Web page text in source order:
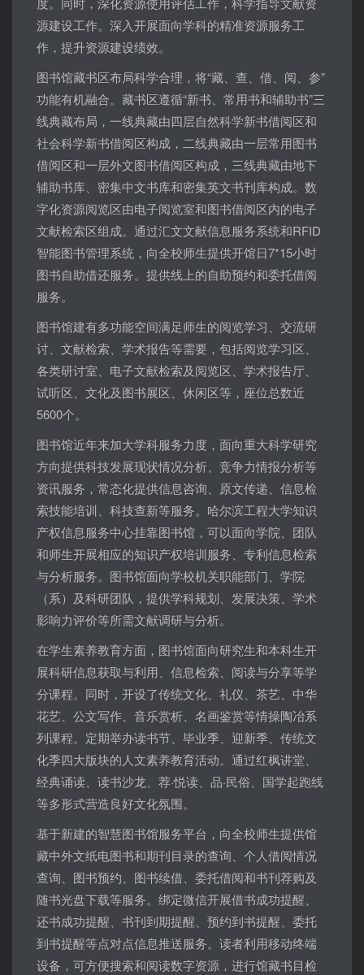
源建设工作。深入开展面向学科的精准资源服务工
作，提升资源建设绩效。
图书馆藏书区布局科学合理，将“藏、查、借、阅、参”
功能有机融合。藏书区遵循“新书、常用书和辅助书”三
线典藏布局，一线典藏由四层自然科学新书借阅区和
社会科学新书借阅区构成，二线典藏由一层常用图书
借阅区和一层外文图书借阅区构成，三线典藏由地下
辅助书库、密集中文书库和密集英文书刊库构成。数
字化资源阅览区由电子阅览室和图书借阅区内的电子
文献检索区组成。通过汇文文献信息服务系统和RFID
智能图书管理系统，向全校师生提供开馆日7*15小时
图书自助借还服务。提供线上的自助预约和委托借阅
服务。
图书馆建有多功能空间满足师生的阅览学习、交流研
讨、文献检索、学术报告等需要，包括阅览学习区、
各类研讨室、电子文献检索及阅览区、学术报告厅、
试听区、文化及图书展区、休闲区等，座位总数近
5600个。
图书馆近年来加大学科服务力度，面向重大科学研究
方向提供科技发展现状情况分析、竞争力情报分析等
资讯服务，常态化提供信息咨询、原文传递、信息检
索技能培训、科技查新等服务。哈尔滨工程大学知识
产权信息服务中心挂靠图书馆，可以面向学院、团队
和师生开展相应的知识产权培训服务、专利信息检索
与分析服务。图书馆面向学校机关职能部门、学院
（系）及科研团队，提供学科规划、发展决策、学术
影响力评价等所需文献调研与分析。
在学生素养教育方面，图书馆面向研究生和本科生开
展科研信息获取与利用、信息检索、阅读与分享等学
分课程。同时，开设了传统文化、礼仪、茶艺、中华
花艺、公文写作、音乐赏析、名画鉴赏等情操陶冶系
列课程。定期举办读书节、毕业季、迎新季、传统文
化季四大版块的人文素养教育活动。通过红枫讲堂、
经典诵读、读书沙龙、荐·悦读、品·民俗、国学起跑线
等多形式营造良好文化氛围。
基于新建的智慧图书馆服务平台，向全校师生提供馆
藏中外文纸电图书和期刊目录的查询、个人借阅情况
查询、图书预约、图书续借、委托借阅和书刊荐购及
随书光盘下载等服务。绑定微信开展借书成功提醒、
还书成功提醒、书刊到期提醒、预约到书提醒、委托
到书提醒等点对点信息推送服务。读者利用移动终端
设备，可方便搜索和阅读数字资源，进行馆藏书目检